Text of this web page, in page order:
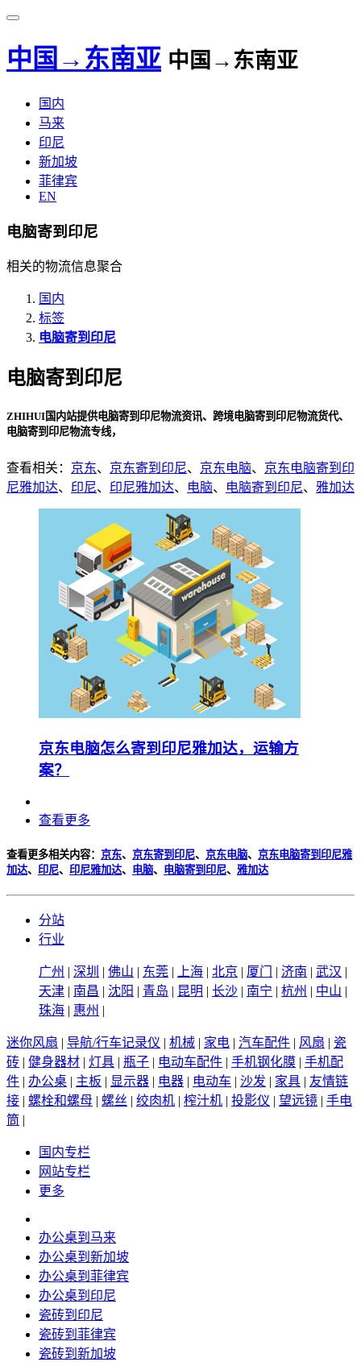
中国→东南亚 中国→东南亚
国内
马来
印尼
新加坡
菲律宾
EN
电脑寄到印尼
相关的物流信息聚合
国内
标签
电脑寄到印尼
电脑寄到印尼
ZHIHUI国内站提供电脑寄到印尼物流资讯、跨境电脑寄到印尼物流货代、
电脑寄到印尼物流专线，
查看相关： 京东、 京东寄到印尼、 京东电脑、 京东电脑寄到印
尼雅加达、 印尼、 印尼雅加达、 电脑、 电脑寄到印尼、 雅加达
京东电脑怎么寄到印尼雅加达，运输方
案？
查看更多
查看更多相关内容： 京东、 京东寄到印尼、 京东电脑、 京东电脑寄到印尼雅
加达、 印尼、 印尼雅加达、 电脑、 电脑寄到印尼、 雅加达
分站
行业
广州 | 深圳 | 佛山 | 东莞 | 上海 | 北京 | 厦门 | 济南 | 武汉 |
天津 | 南昌 | 沈阳 | 青岛 | 昆明 | 长沙 | 南宁 | 杭州 | 中山 |
珠海 | 惠州 |
迷你风扇 | 导航/行车记录仪 | 机械 | 家电 | 汽车配件 | 风扇 | 瓷
砖 | 健身器材 | 灯具 | 瓶子 | 电动车配件 | 手机钢化膜 | 手机配
件 | 办公桌 | 主板 | 显示器 | 电器 | 电动车 | 沙发 | 家具 | 友情链
接 | 螺栓和螺母 | 螺丝 | 绞肉机 | 榨汁机 | 投影仪 | 望远镜 | 手电
筒 |
国内专栏
网站专栏
更多
办公桌到马来
办公桌到新加坡
办公桌到菲律宾
办公桌到印尼
瓷砖到印尼
瓷砖到菲律宾
瓷砖到新加坡